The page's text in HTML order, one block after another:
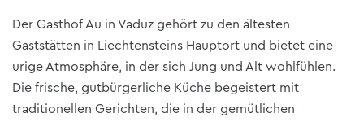
Der Gasthof Au in Vaduz gehört zu den ältesten
Gaststätten in Liechtensteins Hauptort und bietet eine
urige Atmosphäre, in der sich Jung und Alt wohlfühlen.
Die frische, gutbürgerliche Küche begeistert mit
traditionellen Gerichten, die in der gemütlichen